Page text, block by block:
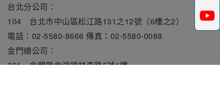
台北分公司：
104 台北市中山區松江路131之12號（6樓之2）
電話：02-5580-8666 傳真：02-5580-0088
金門總公司：
891 金門縣金湖鎮林森路5號1樓